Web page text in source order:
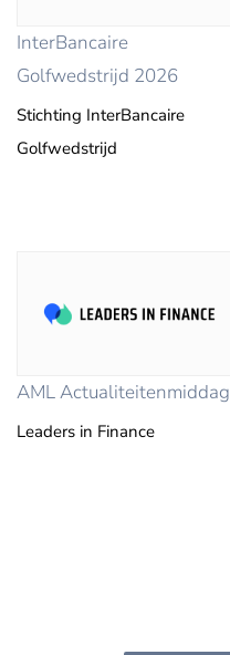
InterBancaire
Golfwedstrijd 2026
Stichting InterBancaire
Golfwedstrijd
AML Actualiteitenmiddag
Leaders in Finance